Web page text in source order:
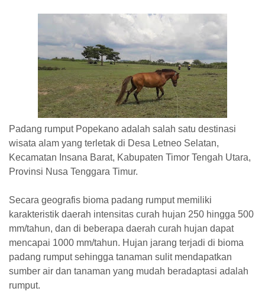
Padang rumput Popekano adalah salah satu destinasi
wisata alam yang terletak di Desa Letneo Selatan,
Kecamatan Insana Barat, Kabupaten Timor Tengah Utara,
Provinsi Nusa Tenggara Timur.
Secara geografis bioma padang rumput memiliki
karakteristik daerah intensitas curah hujan 250 hingga 500
mm/tahun, dan di beberapa daerah curah hujan dapat
mencapai 1000 mm/tahun. Hujan jarang terjadi di bioma
padang rumput sehingga tanaman sulit mendapatkan
sumber air dan tanaman yang mudah beradaptasi adalah
rumput.